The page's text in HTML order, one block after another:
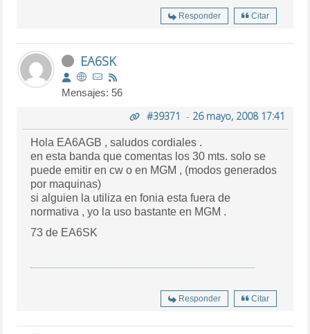
Responder Citar
EA6SK
Mensajes: 56
#39371 - 26 mayo, 2008 17:41
Hola EA6AGB , saludos cordiales .
en esta banda que comentas los 30 mts. solo se
puede emitir en cw o en MGM , (modos generados
por maquinas)
si alguien la utiliza en fonia esta fuera de
normativa , yo la uso bastante en MGM .
73 de EA6SK
Responder Citar